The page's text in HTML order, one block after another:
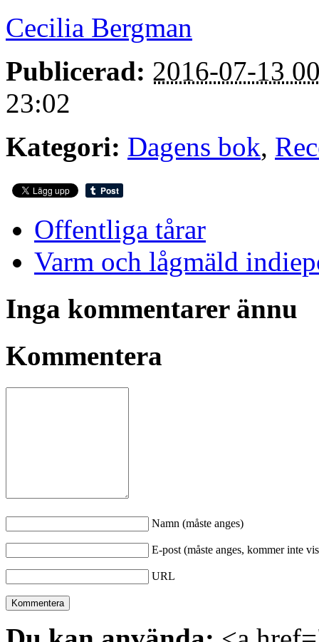
Cecilia Bergman
Publicerad: 2016-07-13
23:02
Kategori: Dagens bok,
Offentliga tårar
Varm och lågmäld
Inga kommentarer ännu
Kommentera
Namn (måste anges)
E-post (måste anges, kommer inte
URL